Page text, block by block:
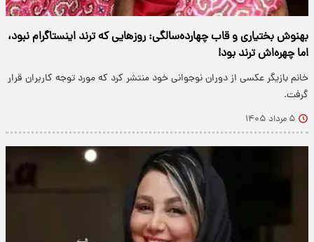
بهنوش بختیاری و قاب چهارده‌سالگی: روزهایی که ترند اینستاگرام نبود،
اما چهره‌اش ترند بود!
خانم بازیگر عکسی از دوران نوجوانی خود منتشر کرد که مورد توجه کاربران قرار
گرفت.
۵ مرداد ۱۴۰۵